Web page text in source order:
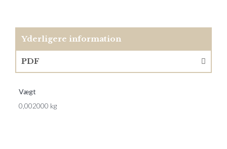
Yderligere information
PDF
Vægt
0,002000 kg